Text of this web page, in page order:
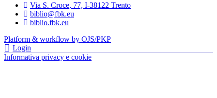
Via S. Croce, 77, I-38122 Trento
biblio@fbk.eu
biblio.fbk.eu
Platform & workflow by OJS/PKP
Login
Informativa privacy e cookie